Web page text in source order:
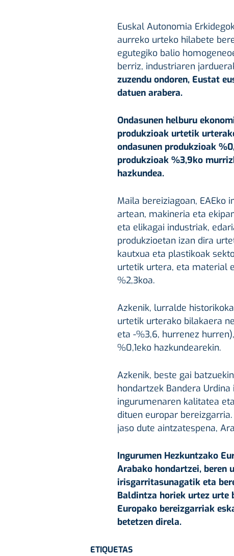
Euskal Autonomia
aurreko urteko hilabete
egutegiko balio
berriz, industriaren
zuzendu ondoren, Eustat
datuen arabera.
Ondasunen helburu
produkzioak urtetik
ondasunen produkzioak
produkzioak %3,9ko
hazkundea.
Maila bereiziagoan, EAEko
artean, makineria eta
eta elikagai industriak,
produkzioetan izan dira
kautxua eta plastikoak
urtetik urtera, eta material
%2,3koa.
Azkenik, lurralde
urtetik urterako bilakaera
eta -%3,6, hurrenez
%0,1eko hazkundearekin.
Azkenik, beste gai
hondartzek Bandera
ingurumenaren kalitatea
dituen europar
jaso dute aintzatespena,
Ingurumen Hezkuntzako
Arabako hondartzei,
irisgarritasunagatik eta
Baldintza horiek urtez urte
Europako bereizgarriak
betetzen direla.
ETIQUETAS